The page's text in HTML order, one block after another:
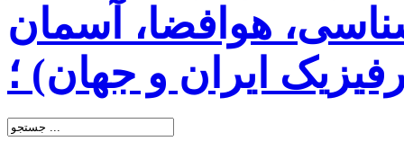
هوافضا، آسمان
ایران و جهان) ؛